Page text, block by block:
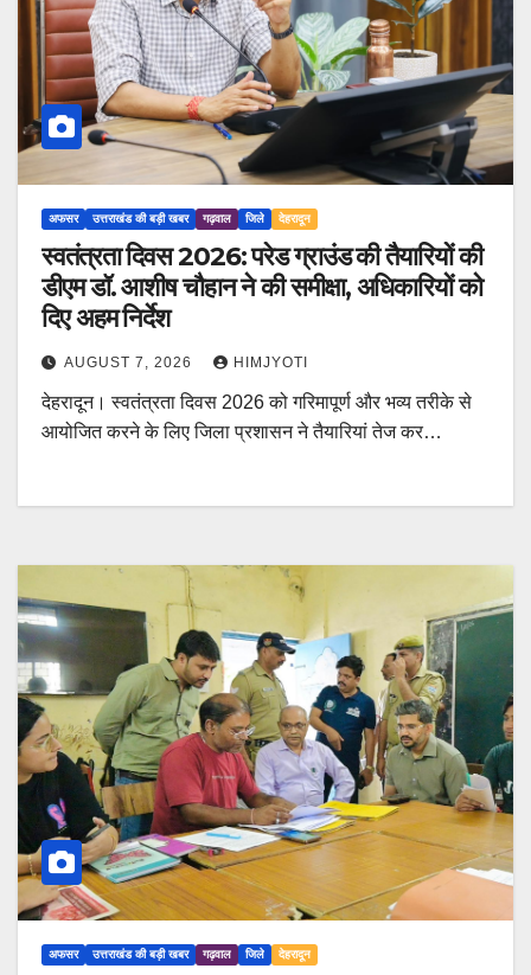
अफसर उत्तराखंड की बड़ी खबर गढ़वाल जिले देहरादून
स्वतंत्रता दिवस 2026: परेड ग्राउंड की तैयारियों की
डीएम डॉ. आशीष चौहान ने की समीक्षा, अधिकारियों को
दिए अहम निर्देश
AUGUST 7, 2026 HIMJYOTI
देहरादून। स्वतंत्रता दिवस 2026 को गरिमापूर्ण और भव्य तरीके से
आयोजित करने के लिए जिला प्रशासन ने तैयारियां तेज कर…
अफसर उत्तराखंड की बड़ी खबर गढ़वाल जिले देहरादून